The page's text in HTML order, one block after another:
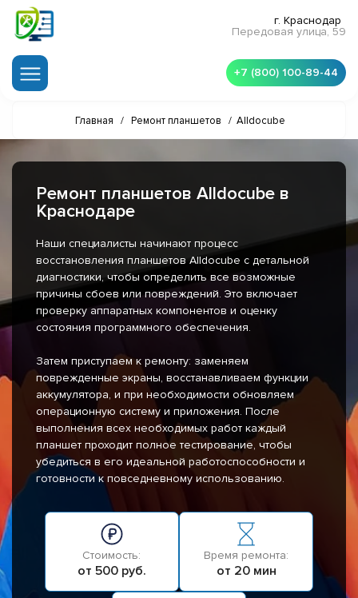
г. Краснодар
Передовая улица, 59
+7 (800) 100-89-44
Главная / Ремонт планшетов / Alldocube
Ремонт планшетов Alldocube в
Краснодаре
Наши специалисты начинают процесс
восстановления планшетов Alldocube с детальной
диагностики, чтобы определить все возможные
причины сбоев или повреждений. Это включает
проверку аппаратных компонентов и оценку
состояния программного обеспечения.
Затем приступаем к ремонту: заменяем
поврежденные экраны, восстанавливаем функции
аккумулятора, и при необходимости обновляем
операционную систему и приложения. После
выполнения всех необходимых работ каждый
планшет проходит полное тестирование, чтобы
убедиться в его идеальной работоспособности и
готовности к повседневному использованию.
Стоимость:
от 500 руб.
Время ремонта:
от 20 мин